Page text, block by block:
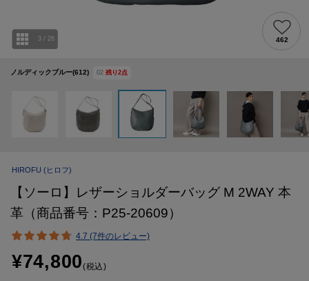
ノルディックブルー(612) 02 残り 2点
3 / 26 462
HIROFU (ヒロフ)
【ソーロ】レザーショルダーバッグ M 2WAY 本
革（商品番号：P25-20609）
4.7 (7件のレビュー)
¥74,800(税込)